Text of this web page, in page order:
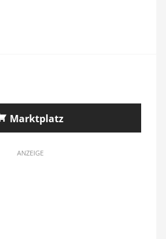
Marktplatz
ANZEIGE